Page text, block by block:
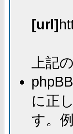
[url]
上記
に正
す。